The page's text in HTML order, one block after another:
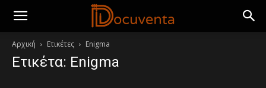
Αρχική Ετικέτες Enigma
Ετικέτα: Enigma